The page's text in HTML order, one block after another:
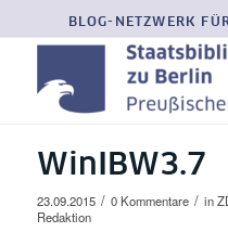
BLOG-NETZWERK
WinIBW3.7
23.09.2015 / 0 Kommentare / in
Redaktion